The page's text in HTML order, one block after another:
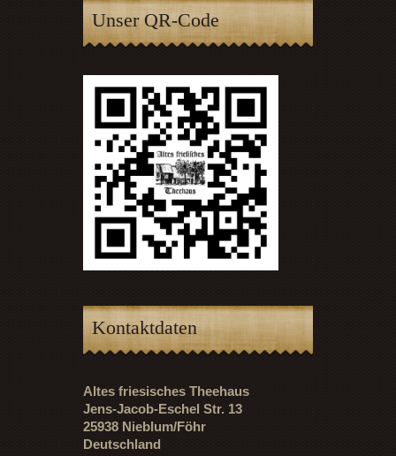
Unser QR-Code
Kontaktdaten
Altes friesisches Theehaus
Jens-Jacob-Eschel Str. 13
25938 Nieblum/Föhr
Deutschland